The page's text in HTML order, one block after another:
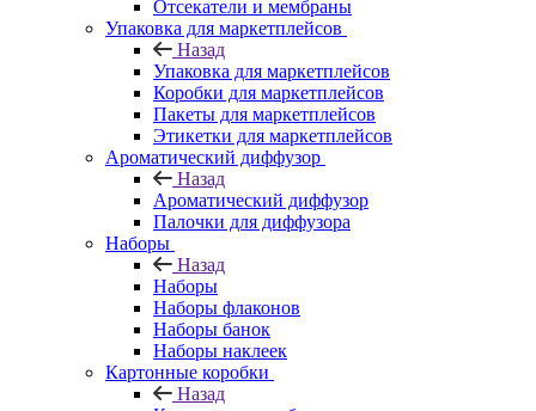
Отсекатели и мембраны
Упаковка для маркетплейсов
Назад
Упаковка для маркетплейсов
Коробки для маркетплейсов
Пакеты для маркетплейсов
Этикетки для маркетплейсов
Ароматический диффузор
Назад
Ароматический диффузор
Палочки для диффузора
Наборы
Назад
Наборы
Наборы флаконов
Наборы банок
Наборы наклеек
Картонные коробки
Назад